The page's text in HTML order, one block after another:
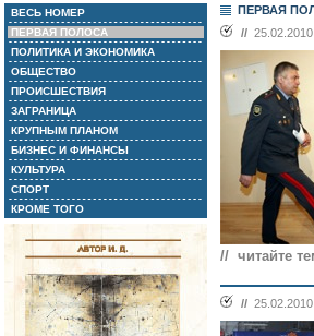
ВЕСЬ НОМЕР
ПЕРВАЯ ПОЛОСА
ПОЛИТИКА И ЭКОНОМИКА
ОБЩЕСТВО
ПРОИСШЕСТВИЯ
ЗАГРАНИЦА
КРУПНЫМ ПЛАНОМ
БИЗНЕС И ФИНАНСЫ
КУЛЬТУРА
СПОРТ
КРОМЕ ТОГО
ПЕРВАЯ
// 25.02.2010
// читайте
// 25.02.2010